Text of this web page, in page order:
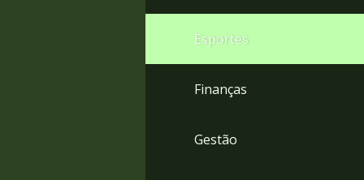
Esportes
Finanças
Gestão